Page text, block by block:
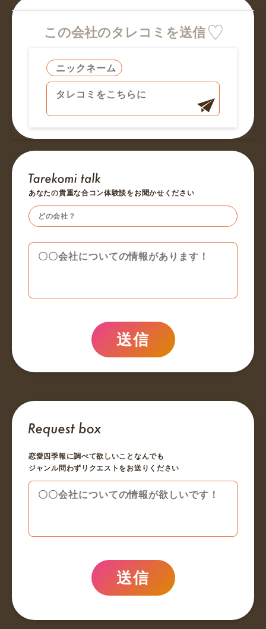
この会社のタレコミを送信
あなたの貴重な合コン体験談をお聞かせください
送信
恋愛四季報に調べて欲しいことなんでも
ジャンル問わずリクエストをお送りください
送信